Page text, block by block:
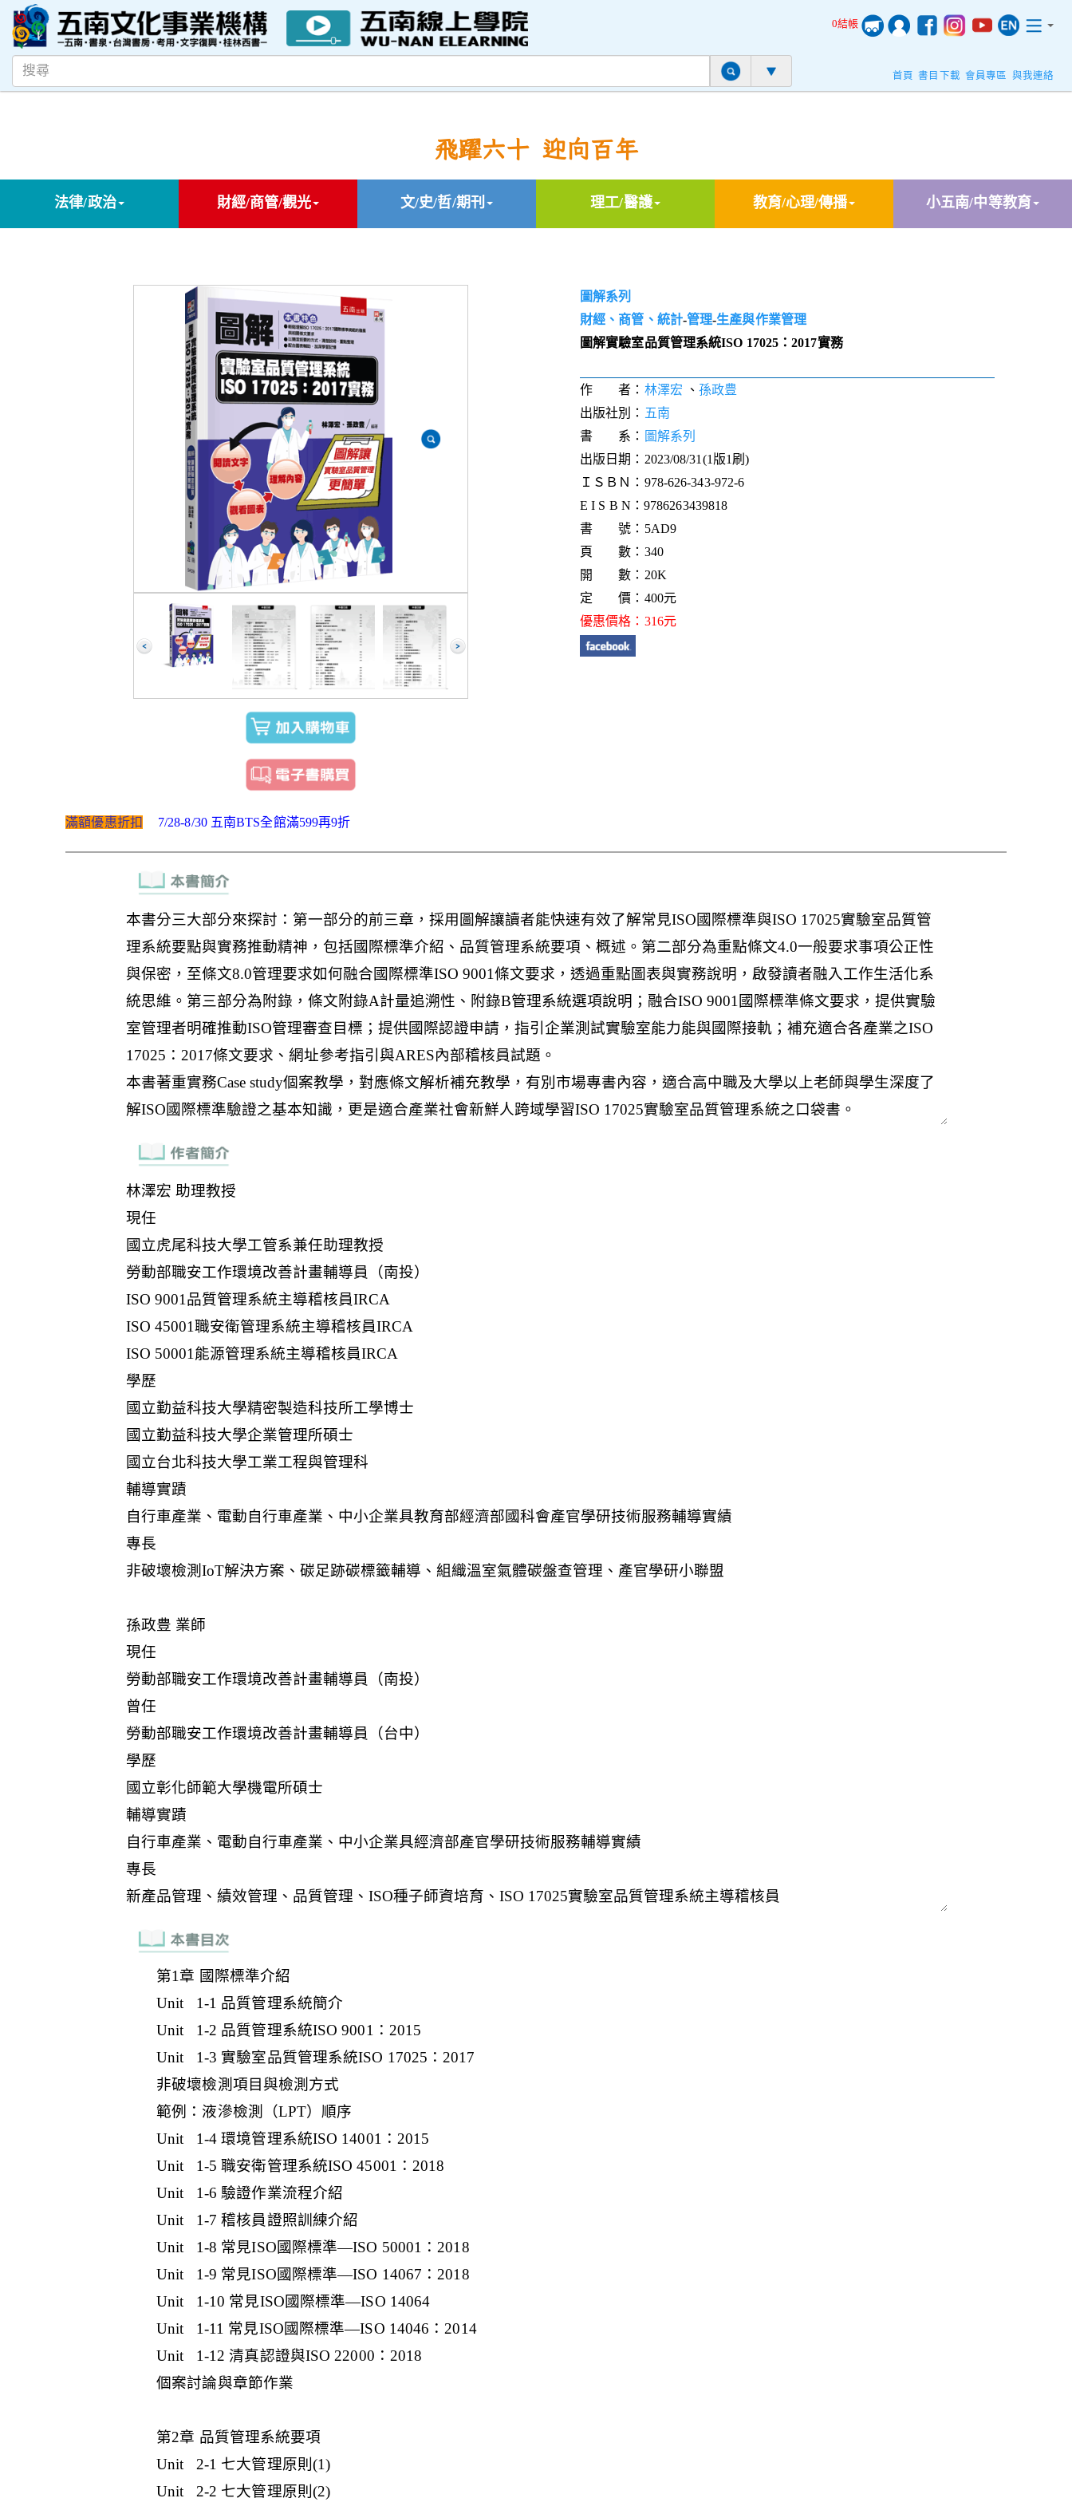
0結帳
首頁 書目下載 會員專區 與我連絡
飛躍六十 迎向百年
法律/政治 財經/商管/觀光 文/史/哲/期刊 理工/醫護 教育/心理/傳播 小五南/中等教育
圖解系列
財經、商管、統計-管理-生產與作業管理
圖解實驗室品質管理系統ISO 17025：2017實務
作 者： 林澤宏 、孫政豊
出版社別： 五南
書 系： 圖解系列
出版日期：2023/08/31(1版1刷)
ＩＳＢＮ：978-626-343-972-6
E I S B N：9786263439818
書 號：5AD9
頁 數：340
開 數：20K
定 價：400元
優惠價格：316元
滿額優惠折扣 7/28-8/30 五南BTS全館滿599再9折
第1章 國際標準介紹
Unit 1-1 品質管理系統簡介
Unit 1-2 品質管理系統ISO 9001：2015
Unit 1-3 實驗室品質管理系統ISO 17025：2017
非破壞檢測項目與檢測方式
範例：液滲檢測（LPT）順序
Unit 1-4 環境管理系統ISO 14001：2015
Unit 1-5 職安衛管理系統ISO 45001：2018
Unit 1-6 驗證作業流程介紹
Unit 1-7 稽核員證照訓練介紹
Unit 1-8 常見ISO國際標準—ISO 50001：2018
Unit 1-9 常見ISO國際標準—ISO 14067：2018
Unit 1-10 常見ISO國際標準—ISO 14064
Unit 1-11 常見ISO國際標準—ISO 14046：2014
Unit 1-12 清真認證與ISO 22000：2018
個案討論與章節作業
第2章 品質管理系統要項
Unit 2-1 七大管理原則(1)
Unit 2-2 七大管理原則(2)